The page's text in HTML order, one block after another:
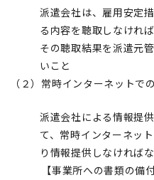
派遣会社は、雇用安定
る内容を聴取しなけれ
その聴取結果を派遣元
いこと
（２）常時インターネットで
派遣会社による情報提
て、常時インターネッ
り情報提供しなければ
【事業所への書類の備付